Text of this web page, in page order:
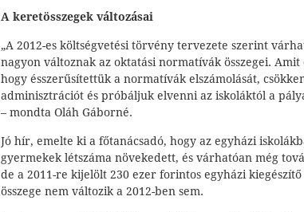
A keretösszegek változásai
„A 2012-es költségvetési törvény tervezete szerint
nagyon változnak az oktatási normatívák összegei.
hogy ésszerűsítettük a normatívák elszámolását,
adminisztrációt és próbáljuk elvenni az iskoláktól a
– mondta Oláh Gáborné.
Jó hír, emelte ki a főtanácsadó, hogy az egyházi
gyermekek létszáma növekedett, és várhatóan még
de a 2011-re kijelölt 230 ezer forintos egyházi kiegészítő
összege nem változik a 2012-ben sem.